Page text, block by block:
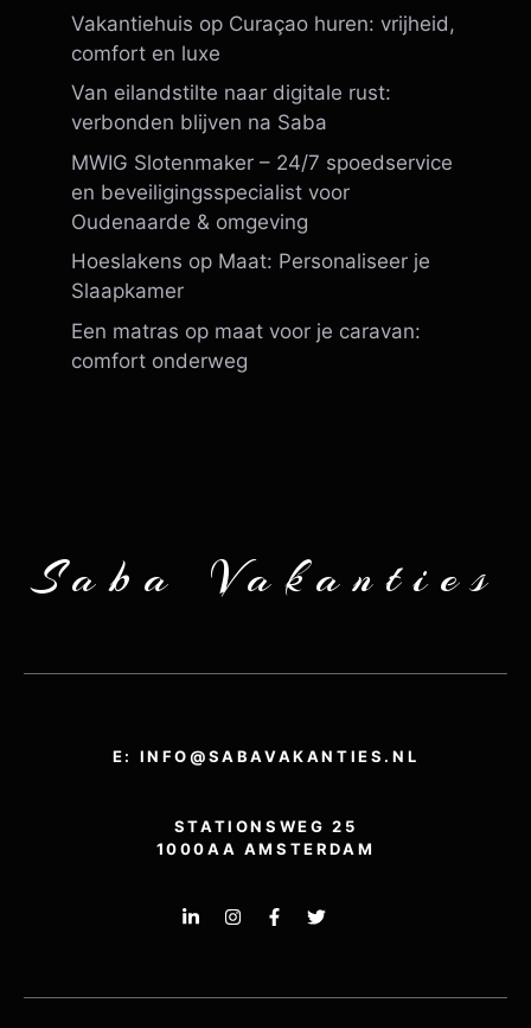
Vakantiehuis op Curaçao huren: vrijheid,
comfort en luxe
Van eilandstilte naar digitale rust:
verbonden blijven na Saba
MWIG Slotenmaker – 24/7 spoedservice
en beveiligingsspecialist voor
Oudenaarde & omgeving
Hoeslakens op Maat: Personaliseer je
Slaapkamer
Een matras op maat voor je caravan:
comfort onderweg
Saba Vakanties
E: INFO@SABAVAKANTIES.NL
STATIONSWEG 25
1000AA AMSTERDAM